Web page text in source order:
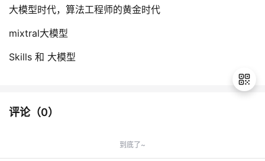
大模型时代，算法工程师的黄金时代
mixtral大模型
Skills 和 大模型
评论（0）
到底了~